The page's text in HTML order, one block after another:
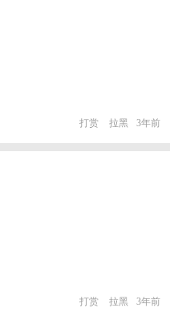
打赏 拉黑 3年前
打赏 拉黑 3年前